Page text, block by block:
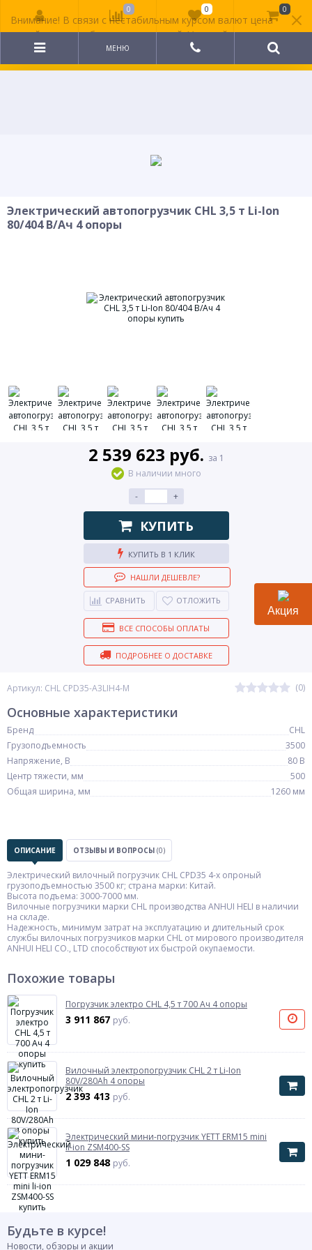
Внимание! В связи с нестабильным курсом валют цена
на сайте может быть неактуальной. Уточняйте
стоимость у менеджера.
МЕНЮ
Электрический автопогрузчик CHL 3,5 т Li-Ion
80/404 В/Ач 4 опоры
Артикул: CHL CPD35-A3LIH4-M (0)
2 539 623 руб. за 1
В наличии много
-
+
КУПИТЬ
КУПИТЬ В 1 КЛИК
НАШЛИ ДЕШЕВЛЕ?
СРАВНИТЬ ОТЛОЖИТЬ
ВСЕ СПОСОБЫ ОПЛАТЫ
ПОДРОБНЕЕ О ДОСТАВКЕ
Основные характеристики
Бренд
CHL
Грузоподъемность
3500
Напряжение, В
80 В
Центр тяжести, мм
500
Общая ширина, мм
1260 мм
ОПИСАНИЕ ОТЗЫВЫ И ВОПРОСЫ (0)
Электрический вилочный погрузчик CHL CPD35 4-х опроный
грузоподъемностью 3500 кг; страна марки: Китай.
Высота подъема: 3000-7000 мм.
Вилочные погрузчики марки CHL производства ANHUI HELI в наличии
на складе.
Надежность, минимум затрат на эксплуатацию и длительный срок
службы вилочных погрузчиков марки CHL от мирового производителя
ANHUI HELI CO., LTD способствуют их быстрой окупаемости.
Похожие товары
Погрузчик электро CHL 4,5 т 700 Ач 4 опоры
3 911 867 руб.
Вилочный электропогрузчик CHL 2 т Li-Ion
80V/280Ah 4 опоры
2 393 413 руб.
Электрический мини-погрузчик YETT ERM15 mini
li-ion ZSM400-SS
1 029 848 руб.
Будьте в курсе!
Новости, обзоры и акции
0 0 0
Акция